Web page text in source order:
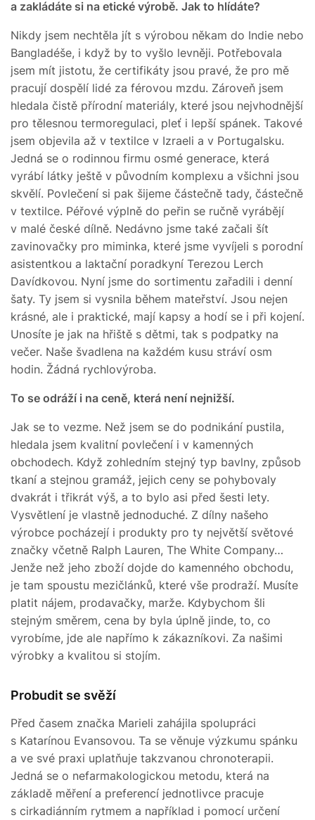
a zakládáte si na etické výrobě. Jak to hlídáte?
Nikdy jsem nechtěla jít s výrobou někam do Indie nebo
Bangladéše, i když by to vyšlo levněji. Potřebovala
jsem mít jistotu, že certifikáty jsou pravé, že pro mě
pracují dospělí lidé za férovou mzdu. Zároveň jsem
hledala čistě přírodní materiály, které jsou nejvhodnější
pro tělesnou termoregulaci, pleť i lepší spánek. Takové
jsem objevila až v textilce v Iz­raeli a v Portugalsku.
Jedná se o rodinnou firmu osmé generace, která
vyrábí látky ještě v původním komplexu a všichni jsou
skvělí. Povlečení si pak šijeme částečně tady, částečně
v textilce. Péřové výplně do peřin se ručně vyrábějí
v malé české dílně. Nedávno jsme také začali šít
zavinovačky pro miminka, které jsme vyvíjeli s porodní
asistentkou a laktační poradkyní Terezou Lerch
Davídkovou. Nyní jsme do sortimentu zařadili i denní
šaty. Ty jsem si vysnila během mateřství. Jsou nejen
krásné, ale i praktické, mají kapsy a hodí se i při kojení.
Unosíte je jak na hřiště s dětmi, tak s podpatky na
večer. Naše švadlena na každém kusu stráví osm
hodin. Žádná rychlovýroba.
To se odráží i na ceně, která není nejnižší.
Jak se to vezme. Než jsem se do podnikání pustila,
hledala jsem kvalitní povlečení i v kamenných
obchodech. Když zohledním stejný typ bavlny, způsob
tkaní a stejnou gramáž, jejich ceny se pohybovaly
dvakrát i třikrát výš, a to bylo asi před šesti lety.
Vysvětlení je vlastně jednoduché. Z dílny našeho
výrobce pocházejí i produkty pro ty největší světové
značky včetně Ralph Lauren, The White Company…
Jenže než jeho zboží dojde do kamenného obchodu,
je tam spoustu mezičlánků, které vše prodraží. Musíte
platit nájem, prodavačky, marže. Kdybychom šli
stejným směrem, cena by byla úplně jinde, to, co
vyrobíme, jde ale napřímo k zákazníkovi. Za našimi
výrobky a kvalitou si stojím.
Probudit se svěží
Před časem značka Marieli zahájila spolupráci
s Katarínou Evansovou. Ta se věnuje výzkumu spánku
a ve své praxi uplatňuje takzvanou chronoterapii.
Jedná se o nefarmakologickou metodu, která na
základě měření a preferencí jednotlivce pracuje
s cirkadiánním rytmem a například i pomocí určení